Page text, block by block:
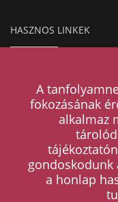
HASZNOS LINKEK
Magazin
Kapcsolat
A
fokozásának
alkalmaz
gondoskodunk
a honlap